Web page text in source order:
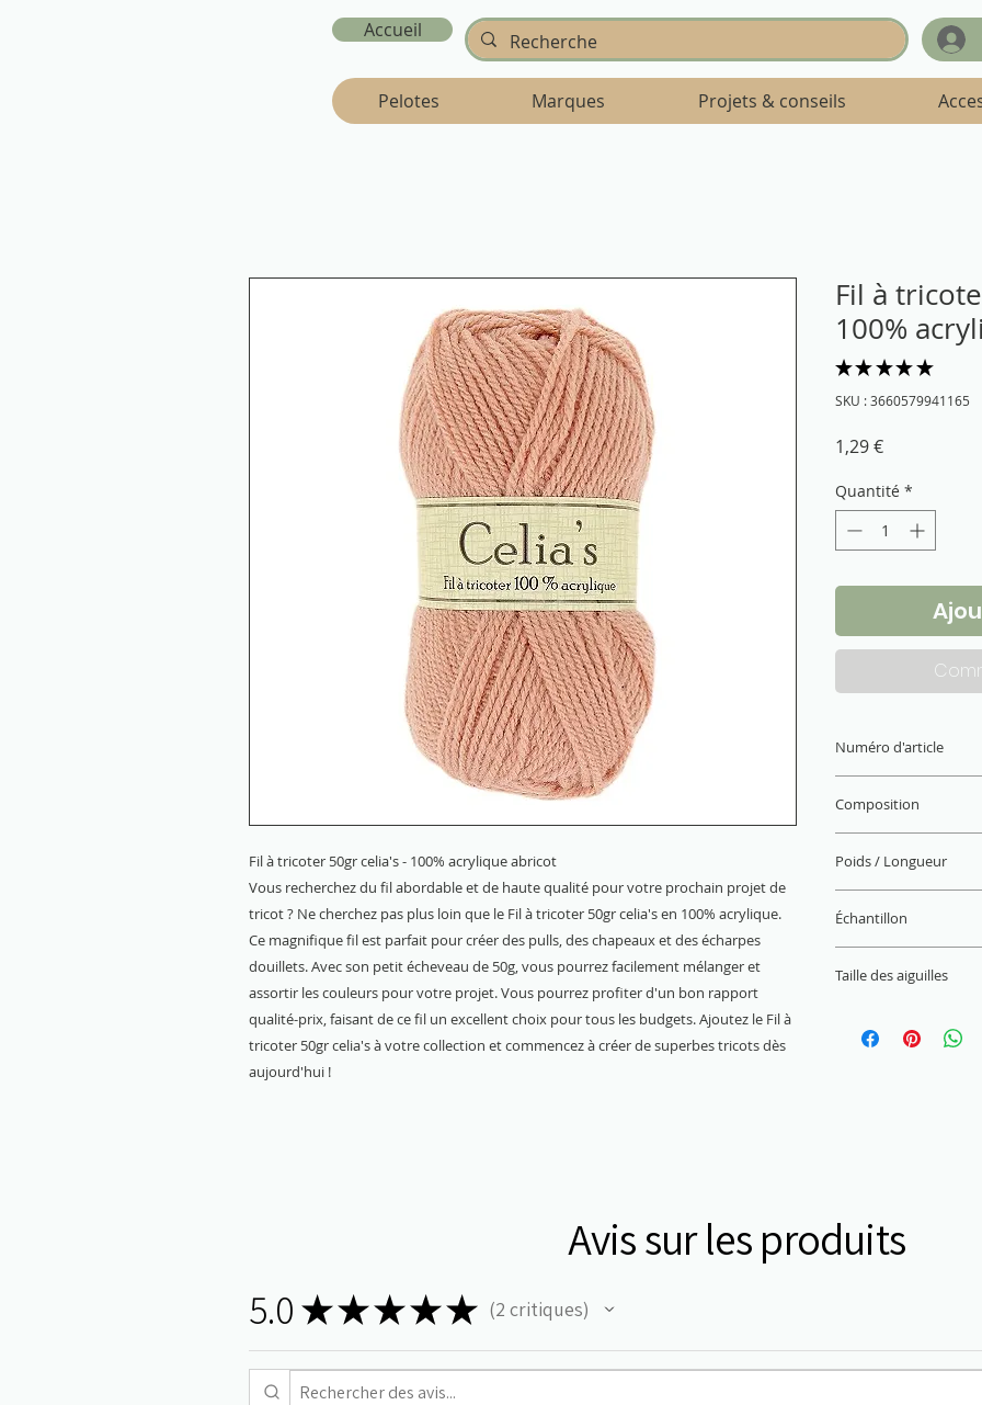
Accueil
Pelotes Marques Projets & conseils
Fil à tricoter 50gr celia's - 100% acrylique abricot
Vous recherchez du fil abordable et de haute qualité pour votre prochain projet de
tricot ? Ne cherchez pas plus loin que le Fil à tricoter 50gr celia's en 100% acrylique.
Ce magnifique fil est parfait pour créer des pulls, des chapeaux et des écharpes
douillets. Avec son petit écheveau de 50g, vous pourrez facilement mélanger et
assortir les couleurs pour votre projet. Vous pourrez profiter d'un bon rapport
qualité-prix, faisant de ce fil un excellent choix pour tous les budgets. Ajoutez le Fil à
tricoter 50gr celia's à votre collection et commencez à créer de superbes tricots dès
aujourd'hui !
Fil à
100%
★ ★ ★ ★ ★
SKU : 3660579941165
1,29 €Prix
Quantité *
Numéro d'article
Composition
Poids / Longueur
Échantillon
Taille des aiguilles
Avis sur les produits
5.0 ★★★★★ 2 critiques
2